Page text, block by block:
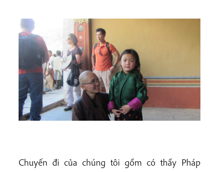
Chuyến đi của chúng tôi gồm có thầy Pháp